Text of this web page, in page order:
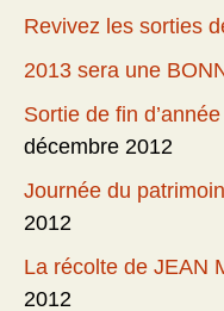
Revivez les sorties
2013 sera une
Sortie de fin
décembre 2012
Journée du
2012
La récolte de JEAN
2012